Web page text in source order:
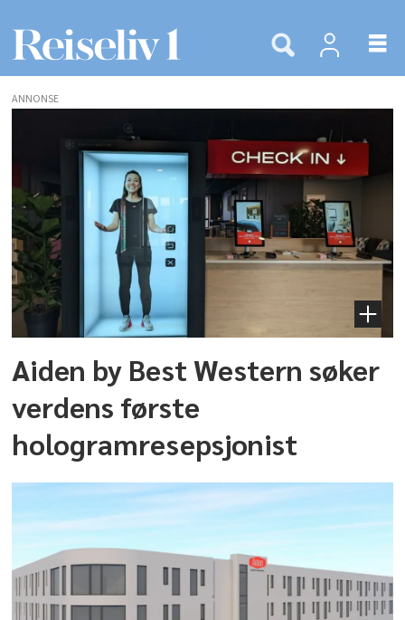
Tags:
best
western
ANNONSE
Aiden by Best Western søker
verdens første
hologramresepsjonist